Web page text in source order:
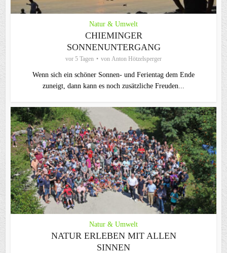
Natur & Umwelt
CHIEMINGER
SONNENUNTERGANG
vor 5 Tagen von Anton Hötzelsperger
Wenn sich ein schöner Sonnen- und Ferientag dem Ende
zuneigt, dann kann es noch zusätzliche Freuden...
Natur & Umwelt
NATUR ERLEBEN MIT ALLEN
SINNEN